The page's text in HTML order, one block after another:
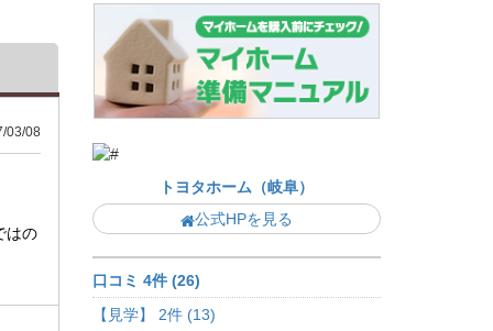
03/08
はの
トヨタホーム（岐阜）
公式HPを見る
口コミ 4件 (26)
【見学】 2件 (13)